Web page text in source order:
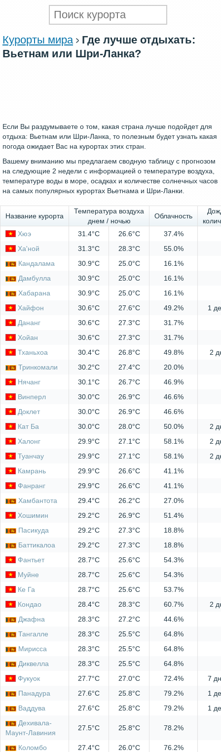
Курорты мира
Где лучше отдыхать:
Вьетнам или Шри-Ланка?
Если Вы раздумываете о том, какая страна лучше подойдет для
отдыха: Вьетнам или Шри-Ланка, то полезным будет узнать какая
погода ожидает Вас на курортах этих стран.
Вашему вниманию мы предлагаем сводную таблицу с прогнозом
на следующие 2 недели с информацией о температуре воздуха,
температуре воды в море, осадках и количестве солнечных часов
на самых популярных курортах Вьетнама и Шри-Ланки.
Название курорта
Температура воздуха
днем / ночью
Облачность
Хюэ
31.4°C 26.6°C
37.4%
Ха'ной
31.3°C 28.3°C
55.0%
Кандалама
30.9°C 25.0°C
16.1%
Дамбулла
30.9°C 25.0°C
16.1%
Хабарана
30.9°C 25.0°C
16.1%
Хайфон
30.6°C 27.6°C 49.2%
1
Дананг
30.6°C 27.3°C
31.7%
Хойан
30.6°C 27.3°C
31.7%
Тханьхоа
30.4°C 26.8°C 49.8%
2
Тринкомали
30.2°C 27.4°C
20.0%
Нячанг
30.1°C 26.7°C
46.9%
Винперл
30.0°C 26.9°C
46.6%
Доклет
30.0°C 26.9°C
46.6%
Кат Ба
30.0°C 28.0°C 50.0%
2
Халонг
29.9°C 27.1°C 58.1%
2
Туанчау
29.9°C 27.1°C 58.1%
2
Камрань
29.9°C 26.6°C
41.1%
Фанранг
29.9°C 26.6°C
41.1%
Хамбантота
29.4°C 26.2°C
27.0%
Хошимин
29.2°C 26.9°C
51.4%
Пасикуда
29.2°C 27.3°C
18.8%
Баттикалоа
29.2°C 27.3°C
18.8%
Фантьет
28.7°C 25.6°C
54.3%
Муйне
28.7°C 25.6°C
54.3%
Ке Га
28.7°C 25.6°C
53.7%
Кондао
28.4°C 28.3°C 60.7%
2
Джафна
28.3°C 27.2°C
44.6%
Тангалле
28.3°C 25.5°C
64.8%
Мирисса
28.3°C 25.5°C
64.8%
Диквелла
28.3°C 25.5°C
64.8%
Фукуок
27.7°C 27.0°C 72.4%
7
Панадура
27.6°C 25.8°C 79.2%
1
Ваддува
27.6°C 25.8°C 79.2%
1
Дехивала-
Маунт-Лавиния
27.5°C 25.8°C 78.2%
Коломбо 27.4°C 26.0°C
76.2%